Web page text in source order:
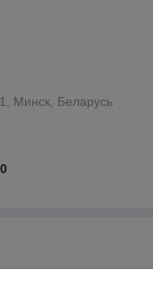
Минск, Беларусь